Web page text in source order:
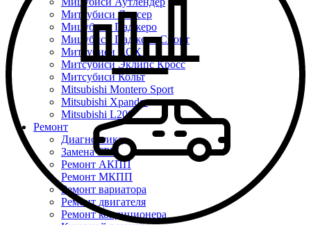
Митсубиси Лансер
Мицубиси Паджеро
Мицубиси Паджеро Спорт
Митсубиси АСХ
Митсубиси Эклипс Кросс
Митсубиси Кольт
Mitsubishi Montero Sport
Mitsubishi Xpander
Mitsubishi L200
Ремонт
Диагностика
Замена ГРМ
Ремонт АКПП
Ремонт МКПП
Ремонт вариатора
Ремонт двигателя
Ремонт кондиционера